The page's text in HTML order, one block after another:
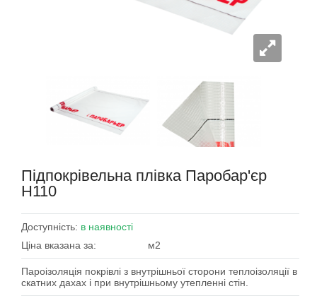
Підпокрівельна плівка Паробар'єр
Н110
Доступність: в наявності
Ціна вказана за:
м2
Пароізоляція покрівлі з внутрішньої сторони теплоізоляції в
скатних дахах і при внутрішньому утепленні стін.